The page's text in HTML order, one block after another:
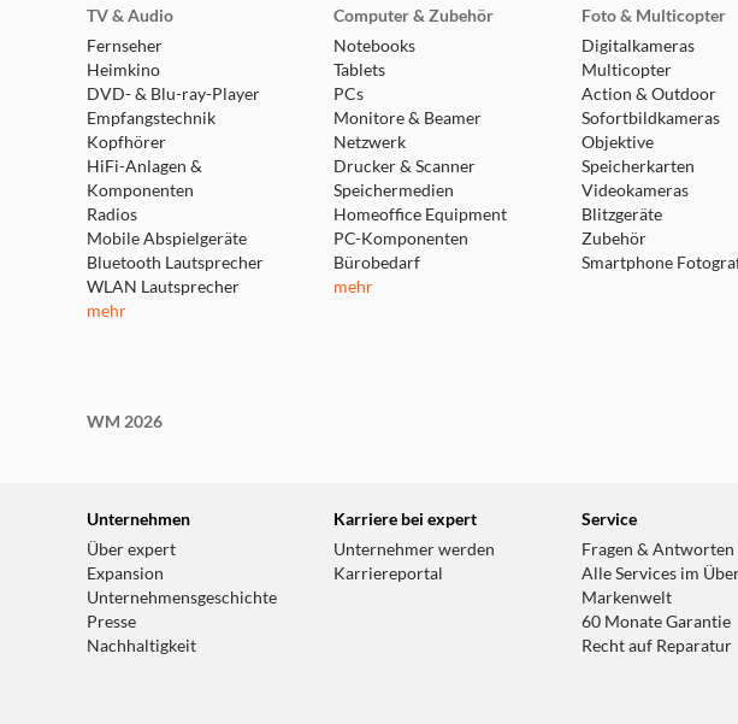
TV & Audio
Fernseher
Heimkino
DVD- & Blu-ray-Player
Empfangstechnik
Kopfhörer
HiFi-Anlagen &
Komponenten
Radios
Mobile Abspielgeräte
Bluetooth Lautsprecher
WLAN Lautsprecher
mehr
Computer & Zubehör
Notebooks
Tablets
PCs
Monitore & Beamer
Netzwerk
Drucker & Scanner
Speichermedien
Homeoffice Equipment
PC-Komponenten
Bürobedarf
mehr
Foto & Multicopter
Digitalkameras
Multicopter
Action & Outdoor
Sofortbildkameras
Objektive
Speicherkarten
Videokameras
Blitzgeräte
Zubehör
Smartphone
WM 2026
Unternehmen
Über expert
Expansion
Unternehmensgeschichte
Presse
Nachhaltigkeit
Karriere bei expert
Unternehmer werden
Karriereportal
Service
Fragen & Antworten
Alle Services im
Markenwelt
60 Monate Garantie
Recht auf Reparatur